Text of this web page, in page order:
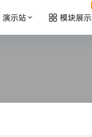
演示站 模块展示